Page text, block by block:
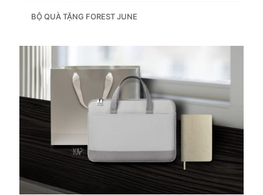
BỘ QUÀ TẶNG FOREST JUNE